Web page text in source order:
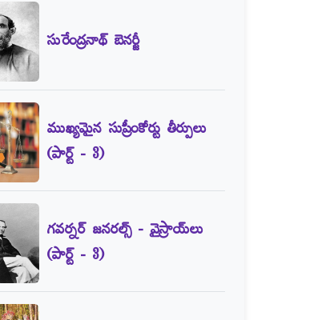
సురేంద్రనాథ్‌ బెనర్జీ
ముఖ్యమైన సుప్రీంకోర్టు తీర్పులు
(పార్ట్‌ - 3)
గవర్నర్‌ జనరల్స్‌ - వైస్రాయ్‌లు
(పార్ట్‌ - 3)